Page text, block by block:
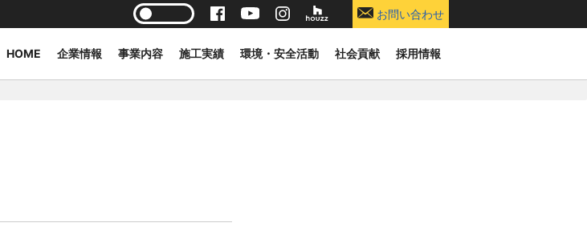
お問い合わせ
HOME 企業情報 事業内容 施工実績 環境・安全活動 社会貢献 採用情報